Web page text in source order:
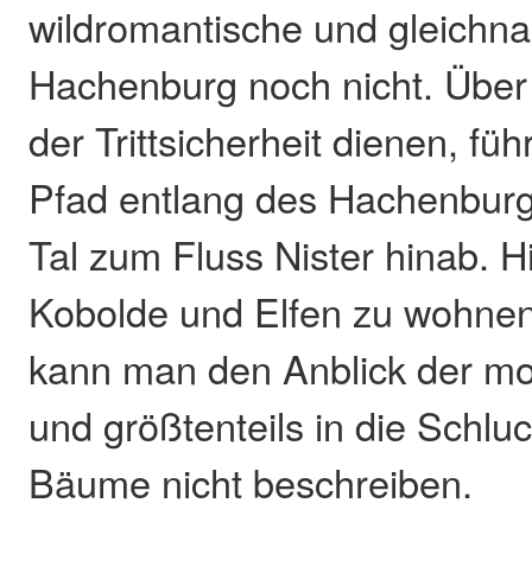
wildromantische und
Hachenburg noch nicht.
der Trittsicherheit dienen,
Pfad entlang des
Tal zum Fluss Nister hinab.
Kobolde und Elfen zu
kann man den Anblick der
und größtenteils in die
Bäume nicht beschreiben.